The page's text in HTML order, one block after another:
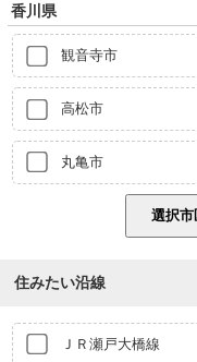
香川県
観音寺市
高松市
丸亀市
住みたい沿線
ＪＲ瀬戸大橋線